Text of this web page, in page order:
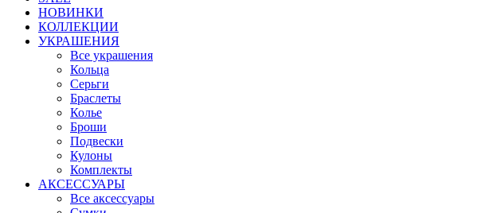
НОВИНКИ
КОЛЛЕКЦИИ
УКРАШЕНИЯ
Все украшения
Кольца
Серьги
Браслеты
Колье
Броши
Подвески
Кулоны
Комплекты
АКСЕССУАРЫ
Все аксессуары